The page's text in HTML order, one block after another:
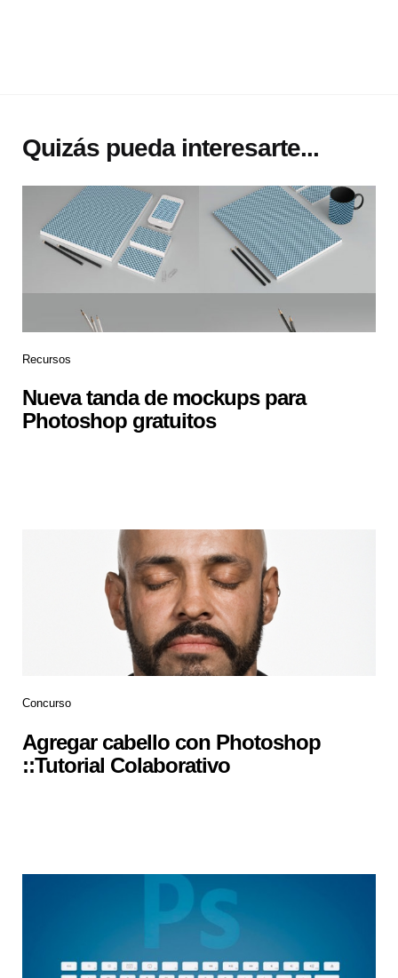
Quizás pueda interesarte...
Recursos
Nueva tanda de mockups para
Photoshop gratuitos
Concurso
Agregar cabello con Photoshop
::Tutorial Colaborativo